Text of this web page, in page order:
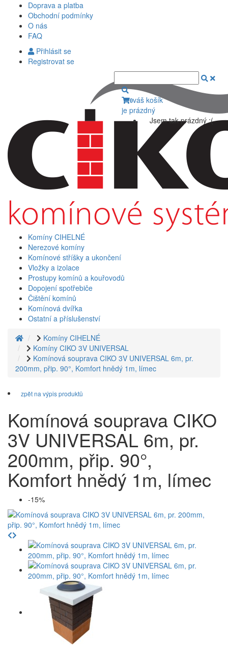
Doprava a platba
Obchodní podmínky
O nás
FAQ
Přihlásit se
Registrovat se
0váš košík
je prázdný
Jsem tak prázdný :(
Komíny CIHELNÉ
Nerezové komíny
Komínové stříšky a ukončení
Vložky a izolace
Prostupy komínů a kouřovodů
Dopojení spotřebiče
Čištění komínů
Komínová dvířka
Ostatní a příslušenství
Komíny CIHELNÉ
Komíny CIKO 3V UNIVERSAL
Komínová souprava CIKO 3V UNIVERSAL 6m, pr.
200mm, přip. 90°, Komfort hnědý 1m, límec
zpět na výpis produktů
Komínová souprava CIKO
3V UNIVERSAL 6m, pr.
200mm, přip. 90°,
Komfort hnědý 1m, límec
-15%